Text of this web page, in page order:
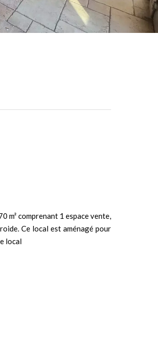
m² comprenant 1 espace vente,
Ce local est aménagé pour
local